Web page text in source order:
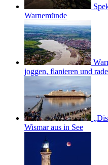
Warnemünde
joggen, flanieren und
Wismar aus in See